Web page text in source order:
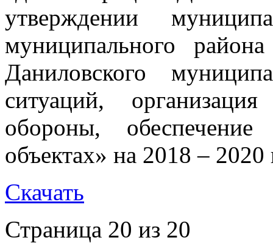
утверждении
муниципального
Даниловского
ситуаций,
обороны,
объектах» на 2018 – 2020
Скачать
Страница 20 из 20